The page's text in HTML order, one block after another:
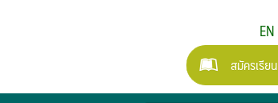
EN
สมัครเรียน